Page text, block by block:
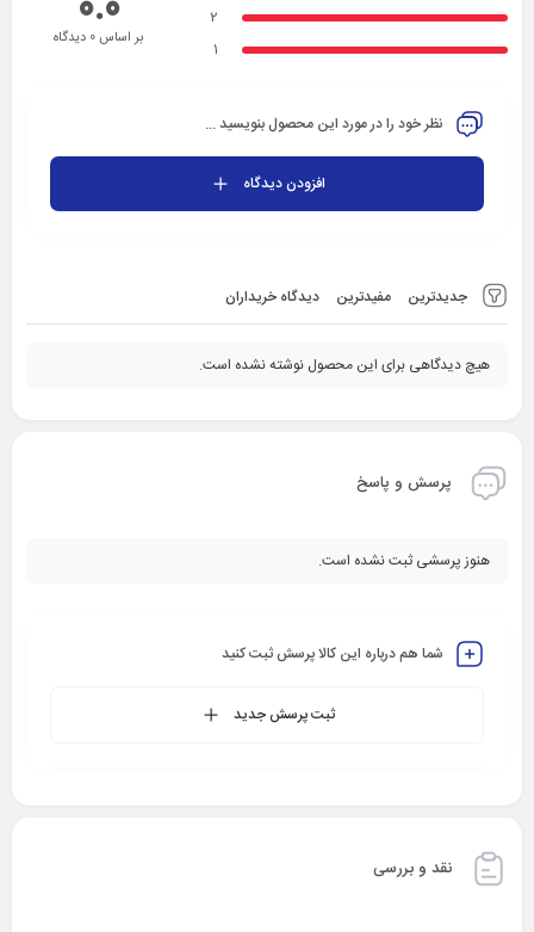
جدیدترین مفیدترین دیدگاه خریداران
هیچ دیدگاهی برای این محصول نوشته نشده است.
2
1
بر اساس 0 دیدگاه
نظر خود را در مورد این محصول بنویسید ...
افزودن دیدگاه
پرسش و پاسخ
هنوز پرسشی ثبت نشده است.
شما هم درباره این کالا پرسش ثبت کنید
ثبت پرسش جدید
نقد و بررسی